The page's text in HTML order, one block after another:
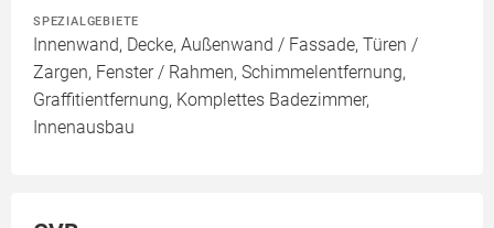
SPEZIALGEBIETE
Innenwand, Decke, Außenwand / Fassade, Türen /
Zargen, Fenster / Rahmen, Schimmelentfernung,
Graffitientfernung, Komplettes Badezimmer,
Innenausbau